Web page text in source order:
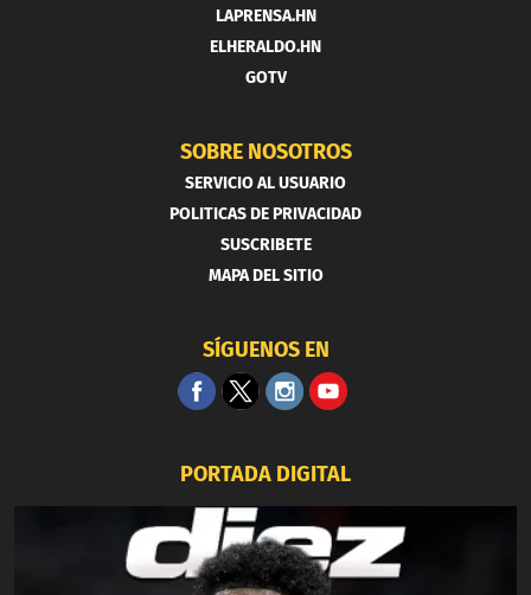
LAPRENSA.HN
ELHERALDO.HN
GOTV
SOBRE NOSOTROS
SERVICIO AL USUARIO
POLITICAS DE PRIVACIDAD
SUSCRIBETE
MAPA DEL SITIO
SÍGUENOS EN
PORTADA DIGITAL